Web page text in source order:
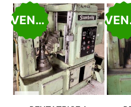
VENDUTO
Leggi Tutto